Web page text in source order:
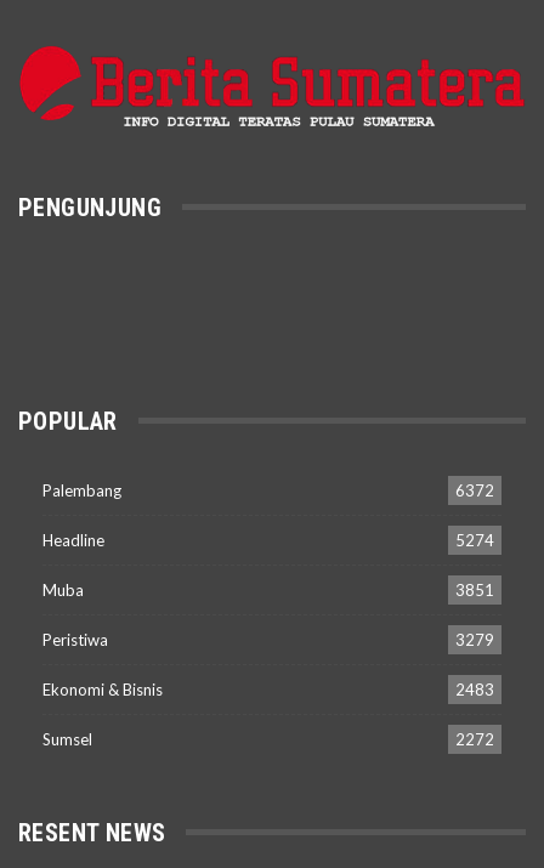
PENGUNJUNG
POPULAR
Palembang 6372
Headline 5274
Muba 3851
Peristiwa 3279
Ekonomi & Bisnis 2483
Sumsel 2272
RESENT NEWS